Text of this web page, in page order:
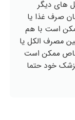
های دیگر
صرف غذا یا
است با هم
مصرف الکل یا
خاص ممکن است
خود حتما